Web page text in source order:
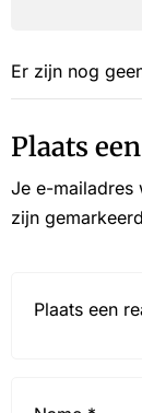
Er zijn nog
Plaats
Je e-mailadres
zijn